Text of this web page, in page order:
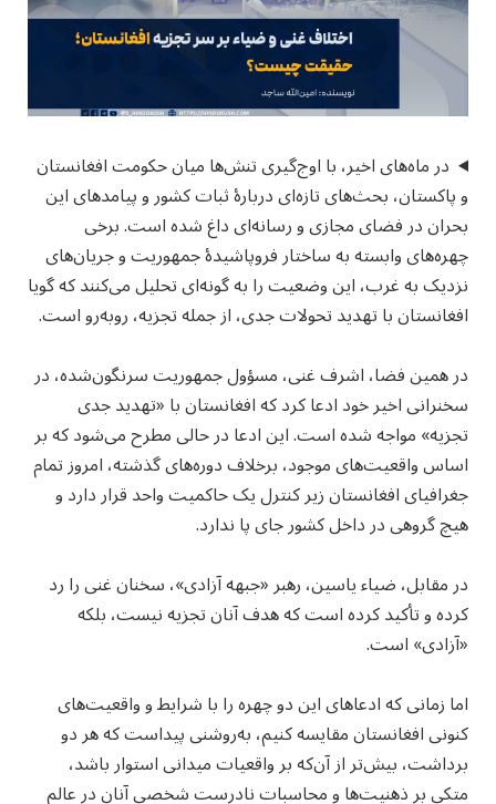
در ماه‌های اخیر، با اوج‌گیری تنش‌ها میان حکومت افغانستان
و پاکستان، بحث‌های تازه‌ای دربارهٔ ثبات کشور و پیامدهای این
بحران در فضای مجازی و رسانه‌ای داغ شده است. برخی
چهره‌های وابسته به ساختار فروپاشیدهٔ جمهوریت و جریان‌های
نزدیک به غرب، این وضعیت را به گونه‌ای تحلیل می‌کنند که گویا
افغانستان با تهدید تحولات جدی، از جمله تجزیه، روبه‌رو است.
در همین فضا، اشرف غنی، مسؤول جمهوریت سرنگون‌شده، در
سخنرانی اخیر خود ادعا کرد که افغانستان با «تهدید جدی
تجزیه» مواجه شده است. این ادعا در حالی مطرح می‌شود که بر
اساس واقعیت‌های موجود، برخلاف دوره‌های گذشته، امروز تمام
جغرافیای افغانستان زیر کنترل یک حاکمیت واحد قرار دارد و
هیچ گروهی در داخل کشور جای پا ندارد.
در مقابل، ضیاء یاسین، رهبر «جبهه آزادی»، سخنان غنی را رد
کرده و تأکید کرده است که هدف آنان تجزیه نیست، بلکه
«آزادی» است.
اما زمانی که ادعاهای این دو چهره را با شرایط و واقعیت‌های
کنونی افغانستان مقایسه کنیم، به‌روشنی پیداست که هر دو
برداشت، بیش‌تر از آن‌که بر واقعیات میدانی استوار باشد،
متکی بر ذهنیت‌ها و محاسبات نادرست شخصی آنان در عالم